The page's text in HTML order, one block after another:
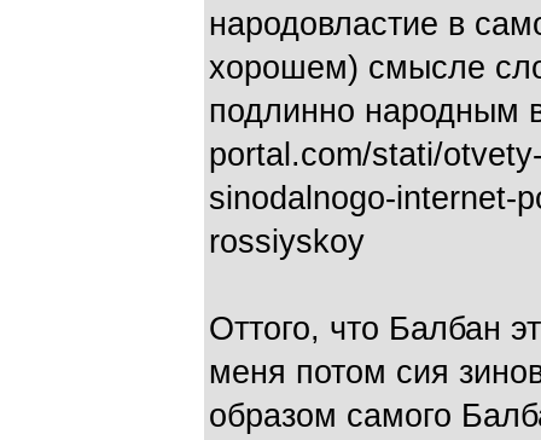
народовластие в
хорошем) смысле
подлинно народным
portal.com/stati/
sinodalnogo-internet-
rossiyskoy
Оттого, что Балбан
меня потом сия
образом самого